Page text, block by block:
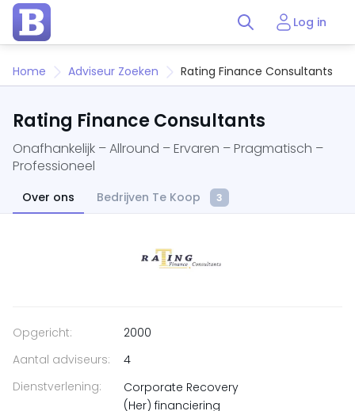
Log in
Home Adviseur Zoeken Rating Finance Consultants
Rating Finance Consultants
Onafhankelijk – Allround – Ervaren – Pragmatisch –
Professioneel
Over ons Bedrijven Te Koop 3
Opgericht:
2000
Aantal adviseurs:
4
Dienstverlening:
Corporate Recovery
(Her) financiering